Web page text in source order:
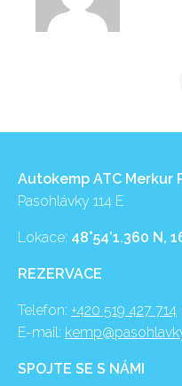
Autokemp ATC Merkur
Pasohlávky 114 E
Lokace: 48°54’1.360 N,
REZERVACE
Telefon: +420 519 427 714
E-mail:
SPOJTE SE S NÁMI